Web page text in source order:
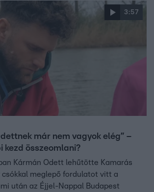
3:57
már nem vagyok elég” –
kezd összeomlani?
Kármán Odett lehűtötte Kamarás
csókkal meglepő fordulatot vitt a
után az Éjjel-Nappal Budapest